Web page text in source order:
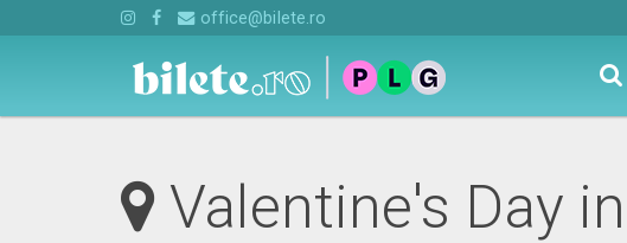
office@bilete.ro
Valentine's Day